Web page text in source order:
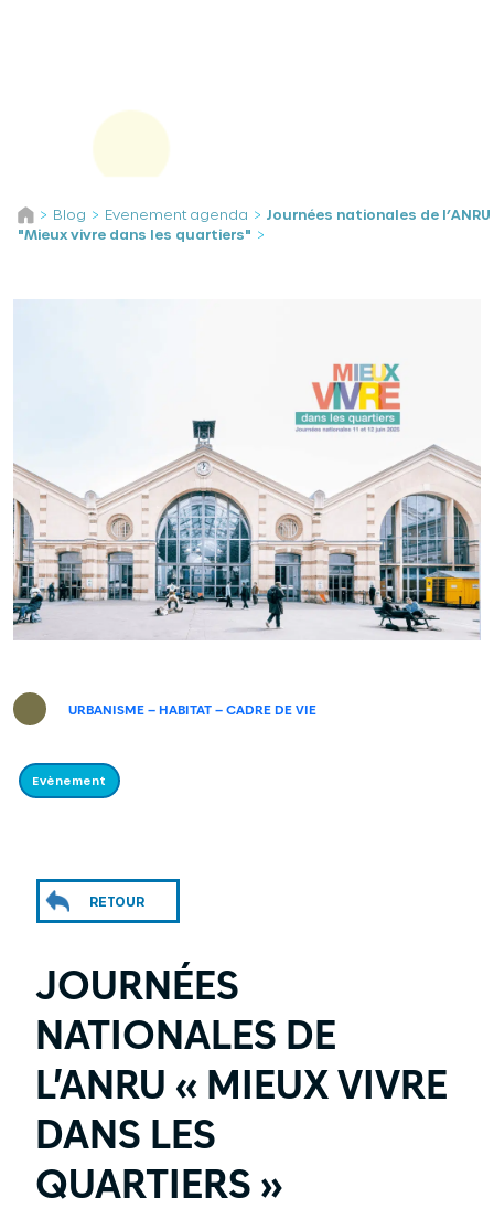
Aller au contenu
> Blog > Evenement agenda > Journées nationales de l’ANRU
"Mieux vivre dans les quartiers" >
URBANISME – HABITAT – CADRE DE VIE
Evènement
RETOUR
JOURNÉES
NATIONALES DE
L’ANRU « MIEUX VIVRE
DANS LES
QUARTIERS »